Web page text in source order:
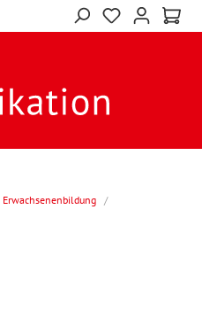
Erwachsenenbildung /